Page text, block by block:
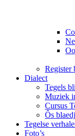
Register
Dialect
Tegels
Muziek
Cursus
Ôs
Tegelse
Foto’s